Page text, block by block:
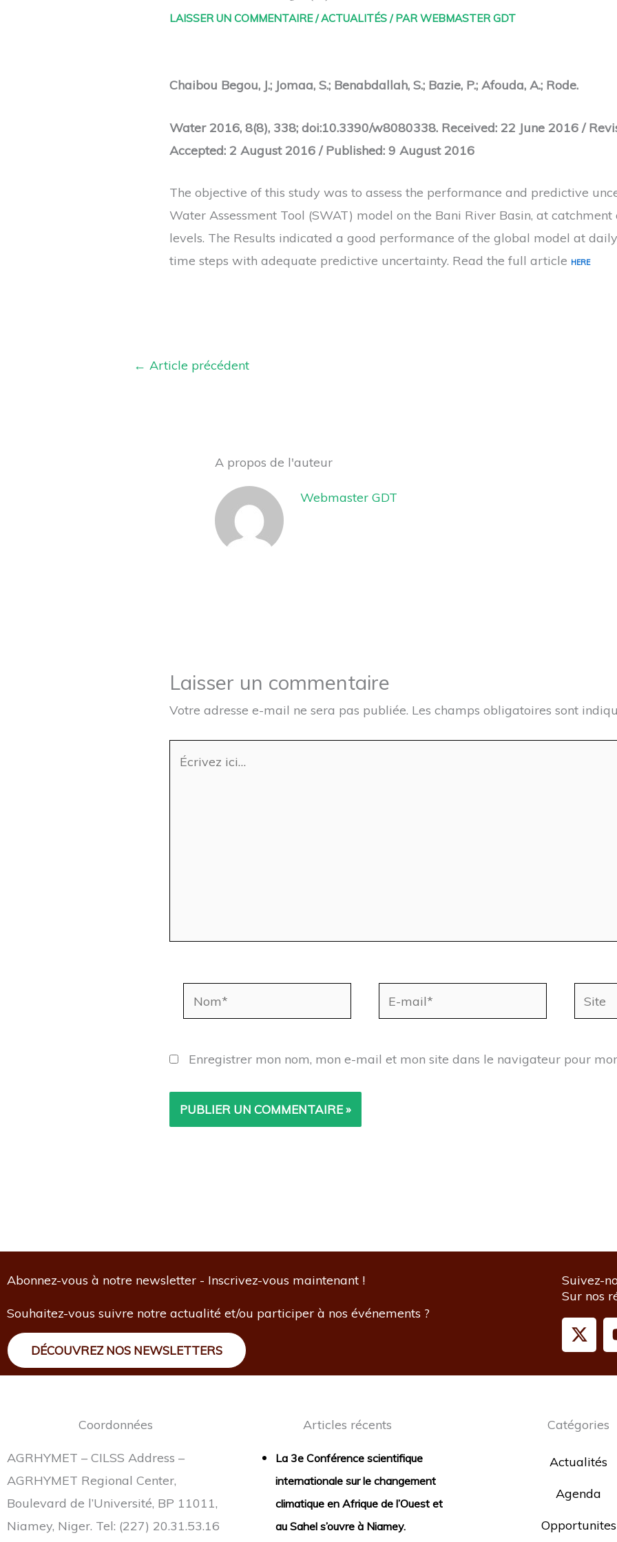
LAISSER UN COMMENTAIRE /ACTUALITÉS / PARWEBMASTER GDT
Chaibou Begou, J.; Jomaa, S.; Benabdallah, S.; Bazie, P.; Afouda, A.; Rode.
Water 2016, 8(8), 338; doi:10.3390/w8080338. Received: 22 June 2016 /
Accepted: 2 August 2016 / Published: 9 August 2016
The objective of this study was to assess the performance and predictive
Water Assessment Tool (SWAT) model on the Bani River Basin, at
levels. The Results indicated a good performance of the global model at
time steps with adequate predictive uncertainty. Read the full article HERE
← Article précédent
A propos de l'auteur
Webmaster GDT
Laisser un commentaire
Votre adresse e-mail ne sera pas publiée. Les champs obligatoires sont
Nom*
E-
mail*
Site
Enregistrer mon nom, mon e-mail et mon site dans le navigateur pour
Abonnez-vous à notre newsletter - Inscrivez-vous maintenant !
Souhaitez-vous suivre notre actualité et/ou participer à nos événements ?
DÉCOUVREZ NOS NEWSLETTERS
Suivez-
Sur nos
X
-
w
t
r
Coordonnées
AGRHYMET – CILSS Address –
AGRHYMET Regional Center,
Boulevard de l’Université, BP 11011,
Niamey, Niger. Tel: (227) 20.31.53.16
Articles récents
La 3e Conférence scientifique
internationale sur le changement
climatique en Afrique de l’Ouest et
au Sahel s’ouvre à Niamey.
Catégories
Actualités
Agenda
Opportunites